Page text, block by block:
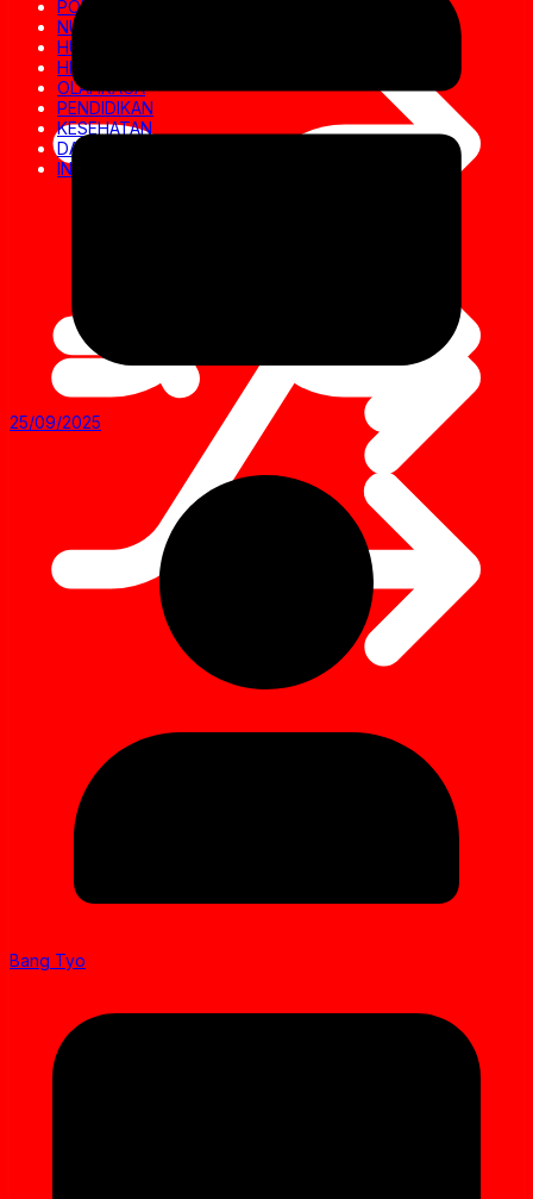
POLITIK
NUSANTARA
HUKRIM
HIBURAN
OLAHRAGA
PENDIDIKAN
KESEHATAN
DAERAH
INVESTIGASI
25/09/2025
Bang Tyo